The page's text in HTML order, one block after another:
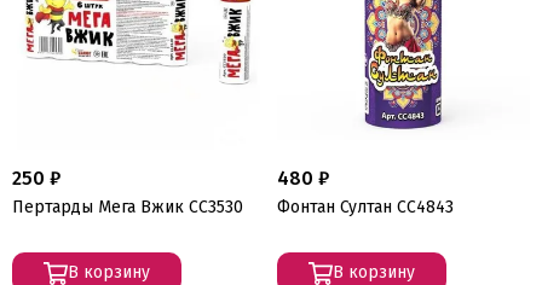
250 ₽
Пертарды Мега Вжик СС3530
В корзину
480 ₽
Фонтан Султан СС4843
В корзину